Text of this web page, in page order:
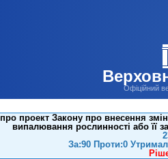
Офіційний
проект Закону про внесення
випалювання рослинності або її
За:90 Проти:0